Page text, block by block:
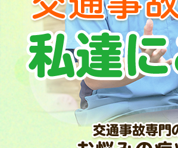
LINEでのご予約はこちら
LINEでのご予約はこちら
LINEでのご予約はこちら
LINEでのご予約はこちら
LINEでのご予約はこちら
LINEでのご予約はこちら
LINEでのご予約はこちら